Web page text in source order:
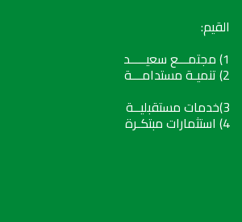
القيم:
1) مجتمـــع سعيـــــد
2) تنميـة مستدامـــة
3)خدمات مستقبليــة
4) استثمارات مبتكـرة